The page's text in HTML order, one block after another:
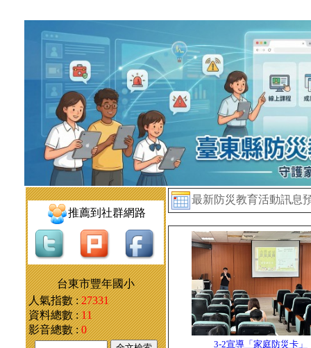
推薦到社群網路
台東市豐年國小
人氣指數 :27331
資料總數 :11
影音總數 :0
最新防災教育活動訊息
3-2宣導「家庭防災卡」